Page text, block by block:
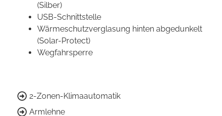
(Silber)
USB-Schnittstelle
Wärmeschutzverglasung hinten abgedunkelt
(Solar-Protect)
Wegfahrsperre
2-Zonen-Klimaautomatik
Armlehne